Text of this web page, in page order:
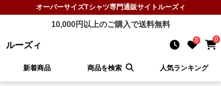
オーバーサイズTシャツ専門通販サイトルーズィ
10,000円以上のご購入で送料無料
ルーズィ 0 0
新着商品 商品を検索 人気ランキング